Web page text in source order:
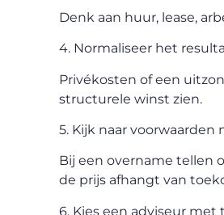
Denk aan huur, lease,
4. Normaliseer het
Privékosten of een
structurele winst zien.
5. Kijk naar voorwaarden
Bij een overname tellen
de prijs afhangt van
6. Kies een adviseur met